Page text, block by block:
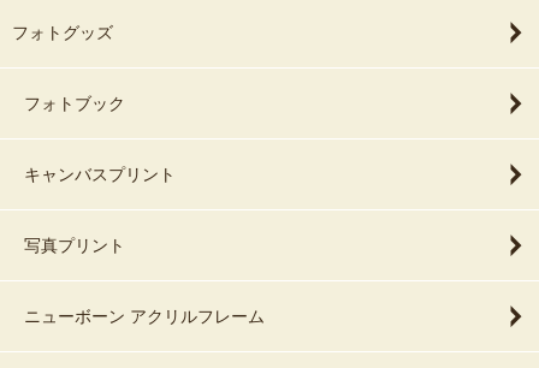
フォトグッズ
フォトブック
キャンバスプリント
写真プリント
ニューボーン アクリルフレーム